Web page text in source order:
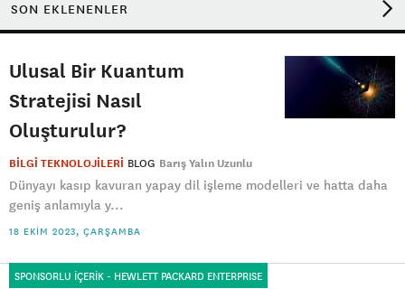
SON EKLENENLER
Ulusal Bir Kuantum
Stratejisi Nasıl
Oluşturulur?
BİLGİ TEKNOLOJİLERİ BLOG Barış Yalın Uzunlu
Dünyayı kasıp kavuran yapay dil işleme modelleri ve hatta daha
geniş anlamıyla y...
18 EKIM 2023, ÇARŞAMBA
SPONSORLU İÇERİK - HEWLETT PACKARD ENTERPRISE